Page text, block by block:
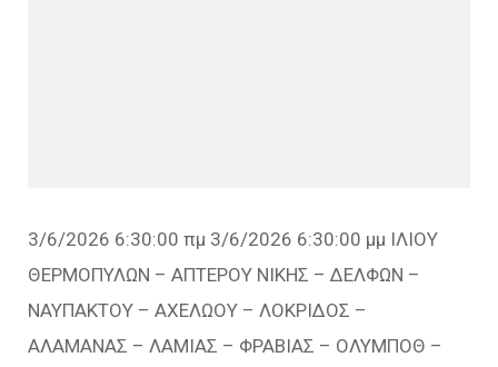
3/6/2026 6:30:00 πμ 3/6/2026 6:30:00 μμ ΙΛΙΟΥ
ΘΕΡΜΟΠΥΛΩΝ – ΑΠΤΕΡΟΥ ΝΙΚΗΣ – ΔΕΛΦΩΝ –
ΝΑΥΠΑΚΤΟΥ – ΑΧΕΛΩΟΥ – ΛΟΚΡΙΔΟΣ –
ΑΛΑΜΑΝΑΣ – ΛΑΜΙΑΣ – ΦΡΑΒΙΑΣ – ΟΛΥΜΠΟΘ –